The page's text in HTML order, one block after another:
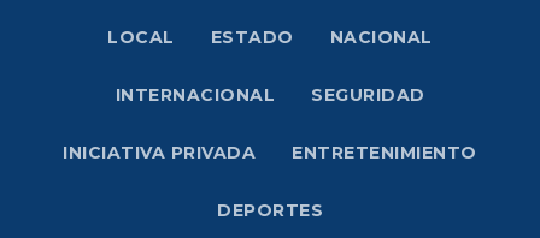
LOCAL ESTADO NACIONAL
INTERNACIONAL SEGURIDAD
INICIATIVA PRIVADA ENTRETENIMIENTO
DEPORTES